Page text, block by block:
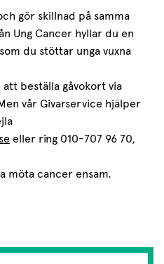
gör skillnad på samma
Ung Cancer hyllar du en
du stöttar unga vuxna
beställa gåvokort via
vår Givarservice hjälper
eller ring 010-707 96 70,
möta cancer ensam.